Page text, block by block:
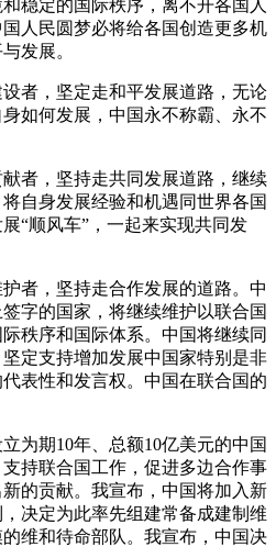
稳定的国际秩序，离不开各国人
人民圆梦必将给各国创造更多机
发展。
者，坚定走和平发展道路，无论
如何发展，中国永不称霸、永不
者，坚持走共同发展道路，继续
自身发展经验和机遇同世界各国
“顺风车”，一起来实现共同发
者，坚持走合作发展的道路。中
字的国家，将继续维护以联合国
秩序和国际体系。中国将继续同
定支持增加发展中国家特别是非
表性和发言权。中国在联合国的
为期10年、总额10亿美元的中国
持联合国工作，促进多边合作事
的贡献。我宣布，中国将加入新
决定为此率先组建常备成建制维
维和待命部队。我宣布，中国决